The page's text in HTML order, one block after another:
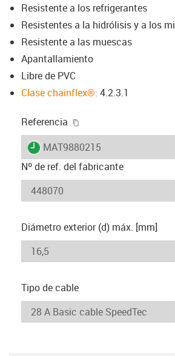
Resistente a los refrigerantes
Resistentes a la hidrólisis y a los
Resistente a las muescas
Apantallamiento
Libre de PVC
Clase chainflex®: 4.2.3.1
Referencia
igus-icon-lieferzeit
MAT9880215
Nº de ref. del fabricante
Diámetro exterior (d) máx. [mm]
Tipo de cable